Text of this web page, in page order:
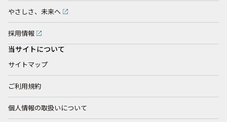
やさしさ、未来へ
採用情報
当サイトについて
サイトマップ
ご利用規約
個人情報の取扱いについて